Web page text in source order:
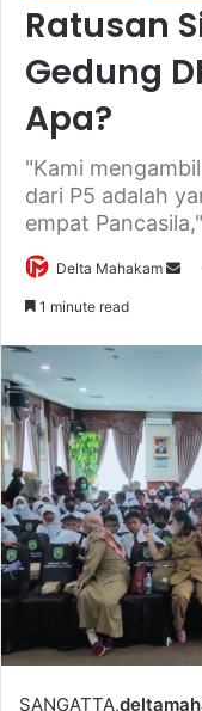
Ratusan
Gedung
Apa?
"Kami
dari P5 adalah
empat
Delta Mahakam
n
e
m
a
i
l
1 minute read
SANGATTA,